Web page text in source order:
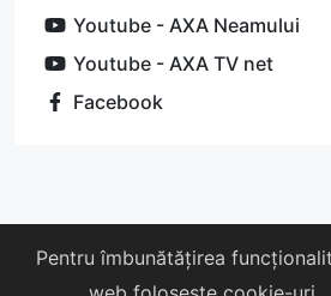
Youtube - AXA Neamului
Youtube - AXA TV net
Facebook
Despre noi Susține-ne
Pentru îmbunătățirea